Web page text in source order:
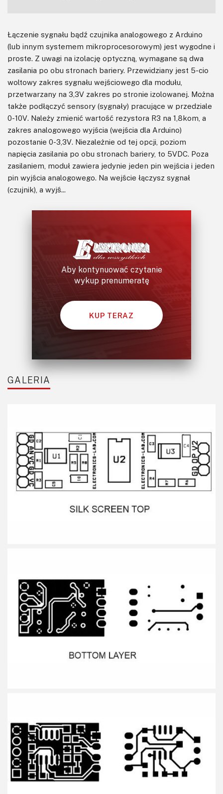
Łączenie sygnału bądź czujnika analogowego z Arduino
(lub innym systemem mikroprocesorowym) jest wygodne i
proste. Z uwagi na izolację optyczną, wymagane są dwa
zasilania po obu stronach bariery. Przewidziany jest 5-cio
woltowy zakres sygnału wejściowego dla modułu,
przetwarzany na 3,3V zakres po stronie izolowanej. Można
także podłączyć sensory (sygnały) pracujące w przedziale
0-10V. Należy zmienić wartość rezystora R3 na 1,8kom, a
zakres analogowego wyjścia (wejścia dla Arduino)
pozostanie 0-3,3V. Niezależnie od tej opcji, poziom
napięcia zasilania po obu stronach bariery, to 5VDC. Poza
zasilaniem, moduł zawiera jedynie jeden pin wejścia i jeden
pin wyjścia analogowego. Na wejście łączysz sygnał
(czujnik), a wyjś...
Aby kontynuować czytanie
wykup prenumeratę
KUP TERAZ
GALERIA